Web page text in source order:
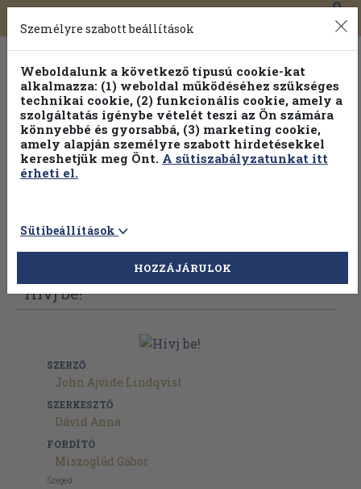
Toggle
navigation
0
Vissza az előző oldalra Válasszon példányt
Hívj be!
SZERZŐ
John Ajvide Lindqvist
SZERKESZTŐ
Dávid Anna
FORDÍTÓ
Miszoglád Gábor
Szeged
Személyre szabott beállítások
Weboldalunk a következő típusú cookie-kat
alkalmazza: (1) weboldal működéséhez szükséges
technikai cookie, (2) funkcionális cookie, amely a
szolgáltatás igénybe vételét teszi az Ön számára
könnyebbé és gyorsabbá, (3) marketing cookie,
amely alapján személyre szabott hirdetésekkel
kereshetjük meg Önt. A sütiszabályzatunkat itt
érheti el.
Sütibeállítások
HOZZÁJÁRULOK